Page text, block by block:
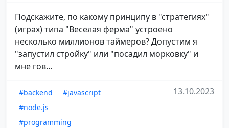
Подскажите, по какому принципу в "стратегиях"
(играх) типа "Веселая ферма" устроено
несколько миллионов таймеров? Допустим я
"запустил стройку" или "посадил морковку" и
мне гов...
#backend
#javascript
#node.js
#programming
13.10.2023